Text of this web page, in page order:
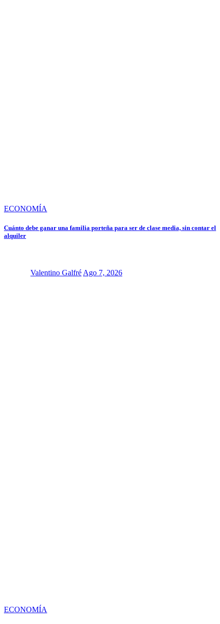
ECONOMÍA
Cuánto debe ganar una familia porteña para ser de clase media, sin contar el
alquiler
Valentino Galfré Ago 7, 2026
ECONOMÍA